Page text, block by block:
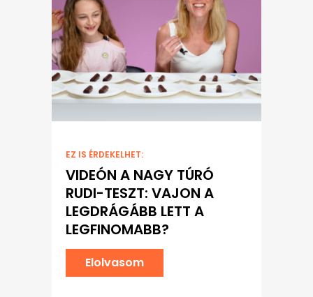
EZ IS ÉRDEKELHET:
VIDEÓN A NAGY TÚRÓ
RUDI-TESZT: VAJON A
LEGDRÁGÁBB LETT A
LEGFINOMABB?
Elolvasom